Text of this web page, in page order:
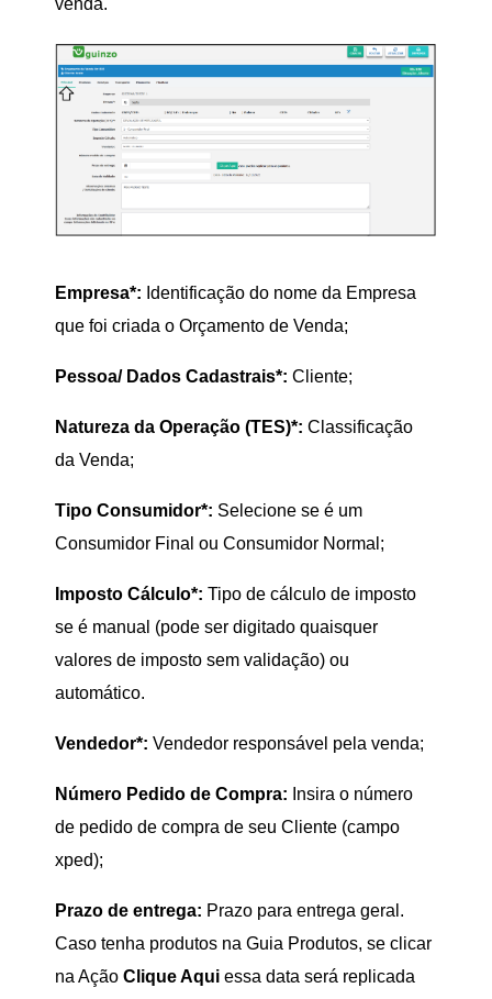
venda.
Empresa*: Identificação do nome da Empresa
que foi criada o Orçamento de Venda;
Pessoa/ Dados Cadastrais*: Cliente;
Natureza da Operação (TES)*: Classificação
da Venda;
Tipo Consumidor*: Selecione se é um
Consumidor Final ou Consumidor Normal;
Imposto Cálculo*: Tipo de cálculo de imposto
se é manual (pode ser digitado quaisquer
valores de imposto sem validação) ou
automático.
Vendedor*: Vendedor responsável pela venda;
Número Pedido de Compra: Insira o número
de pedido de compra de seu Cliente (campo
xped);
Prazo de entrega: Prazo para entrega geral.
Caso tenha produtos na Guia Produtos, se clicar
na Ação Clique Aqui essa data será replicada